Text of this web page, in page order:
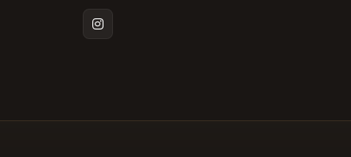
Instagram